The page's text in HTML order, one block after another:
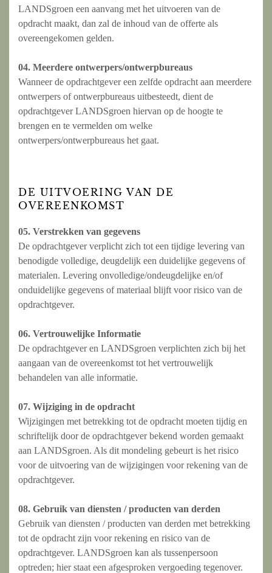
LANDSgroen een aanvang met het uitvoeren van de
opdracht maakt, dan zal de inhoud van de offerte als
overeengekomen gelden.
04. Meerdere ontwerpers/ontwerpbureaus
Wanneer de opdrachtgever een zelfde opdracht aan meerdere
ontwerpers of ontwerpbureaus uitbesteedt, dient de
opdrachtgever LANDSgroen hiervan op de hoogte te
brengen en te vermelden om welke
ontwerpers/ontwerpbureaus het gaat.
DE UITVOERING VAN DE
OVEREENKOMST
05. Verstrekken van gegevens
De opdrachtgever verplicht zich tot een tijdige levering van
benodigde volledige, deugdelijk een duidelijke gegevens of
materialen. Levering onvolledige/ondeugdelijke en/of
onduidelijke gegevens of materiaal blijft voor risico van de
opdrachtgever.
06. Vertrouwelijke Informatie
De opdrachtgever en LANDSgroen verplichten zich bij het
aangaan van de overeenkomst tot het vertrouwelijk
behandelen van alle informatie.
07. Wijziging in de opdracht
Wijzigingen met betrekking tot de opdracht moeten tijdig en
schriftelijk door de opdrachtgever bekend worden gemaakt
aan LANDSgroen. Als dit mondeling gebeurt is het risico
voor de uitvoering van de wijzigingen voor rekening van de
opdrachtgever.
08. Gebruik van diensten / producten van derden
Gebruik van diensten / producten van derden met betrekking
tot de opdracht zijn voor rekening en risico van de
opdrachtgever. LANDSgroen kan als tussenpersoon
optreden; hier staat een afgesproken vergoeding tegenover.